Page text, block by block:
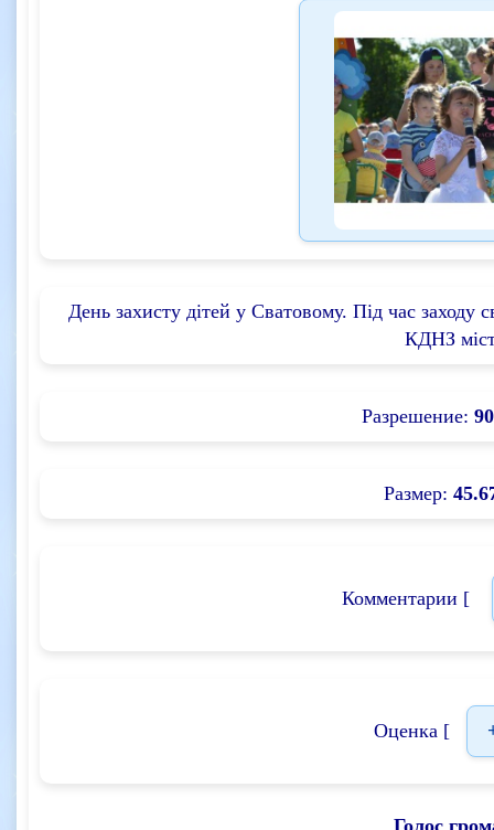
День захисту дітей у Сватовому. Під час заходу
КДНЗ
Разрешение:
Размер:
Комментарии [
Оценка [
Голос